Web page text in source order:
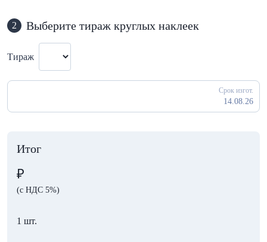
2 Выберите тираж круглых наклеек
Тираж
Срок изгот.
14.08.26
Итог
₽
(с НДС 5%)
1 шт.